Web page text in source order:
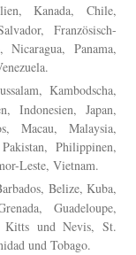
Kanada, Chile,
Französisch-
Nicaragua, Panama,
Kambodscha,
Indonesien, Japan,
Macau, Malaysia,
Philippinen,
Leste, Vietnam.
Belize, Kuba,
Guadeloupe,
Kitts und Nevis, St.
und Tobago.